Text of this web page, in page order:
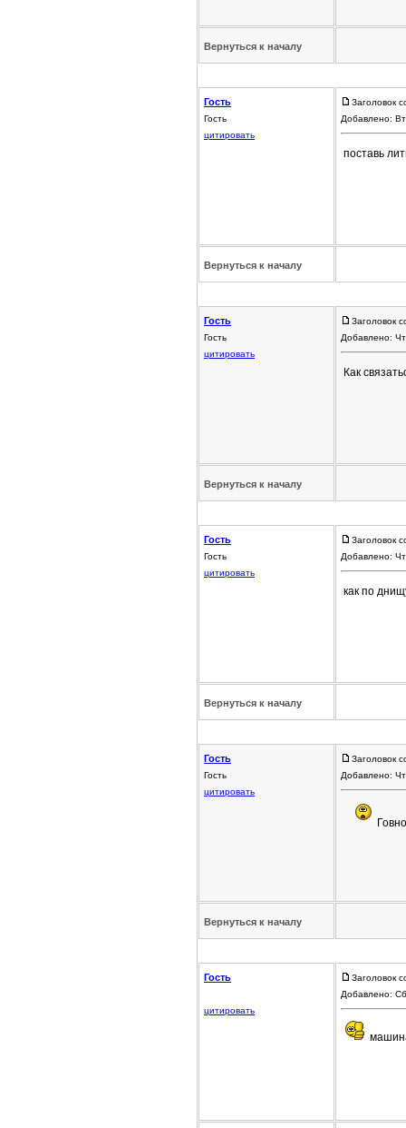
Вернуться к началу
Гость
Гость
цитировать
Заголовок
Добавлено:
поставь
Вернуться к началу
Гость
Гость
цитировать
Заголовок
Добавлено:
Как
Вернуться к началу
Гость
Гость
цитировать
Заголовок
Добавлено:
как по
Вернуться к началу
Гость
Гость
цитировать
Заголовок
Добавлено:
Говно
Вернуться к началу
Гость
цитировать
Заголовок
Добавлено: